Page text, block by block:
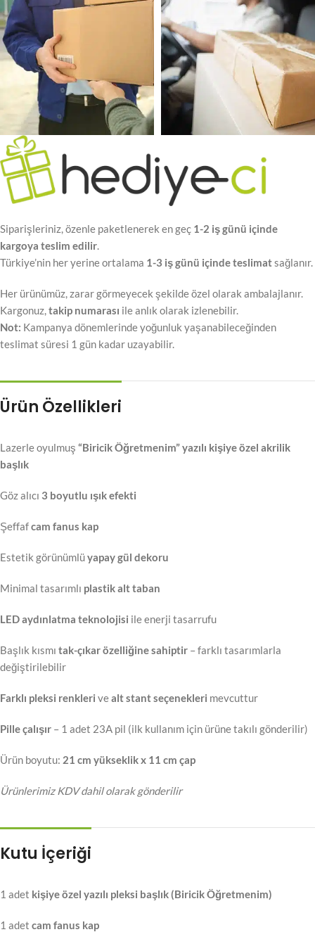
Siparişleriniz, özenle paketlenerek en geç 1-2 iş günü içinde
kargoya teslim edilir.
Türkiye’nin her yerine ortalama 1-3 iş günü içinde teslimatsağlanır.
Her ürünümüz, zarar görmeyecek şekilde özel olarak ambalajlanır.
Kargonuz,takip numarası ile anlık olarak izlenebilir.
Not: Kampanya dönemlerinde yoğunluk yaşanabileceğinden
teslimat süresi 1 gün kadar uzayabilir.
Ürün Özellikleri
Lazerle oyulmuş “Biricik Öğretmenim” yazılı kişiye özel akrilik
başlık
Göz alıcı 3 boyutlu ışık efekti
Şeffafcam fanus kap
Estetik görünümlüyapay gül dekoru
Minimal tasarımlı plastik alt taban
LED aydınlatma teknolojisi ile enerji tasarrufu
Başlık kısmı tak-çıkar özelliğine sahiptir – farklı tasarımlarla
değiştirilebilir
Farklı pleksi renkleri vealt stant seçenekleri mevcuttur
Pille çalışır – 1 adet 23A pil (ilk kullanım için ürüne takılı gönderilir)
Ürün boyutu: 21 cm yükseklik x 11 cm çap
Ürünlerimiz KDV dahil olarak gönderilir
Kutu İçeriği
1 adet kişiye özel yazılı pleksi başlık (Biricik Öğretmenim)
1 adet cam fanus kap